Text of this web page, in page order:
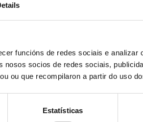
funcións de redes sociais e analizar
socios de redes sociais,
ou que recompilaron a partir do uso
Estatísticas
a diminuír a mobilidade e o contacto
un permiso retribuído
no caso de estar
o día seguinte á finalización do
retribuído recuperable, que son
ademais das xa incluídas no Real Decreto
sanitaria ocasionada polo COVID-19,